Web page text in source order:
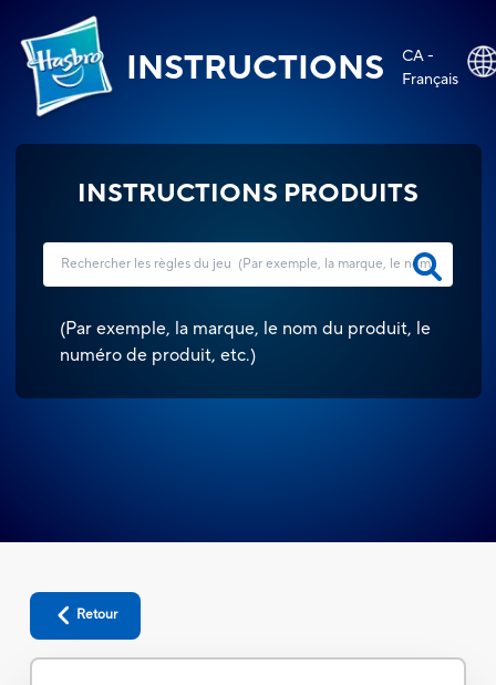
INSTRUCTIONS
CA -
Français
INSTRUCTIONS PRODUITS
(Par exemple, la marque, le nom du produit, le
numéro de produit, etc.)
Retour